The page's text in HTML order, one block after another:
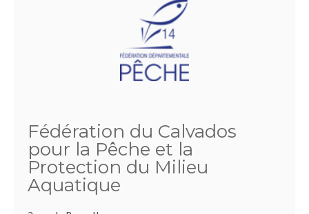
Fédération du Calvados
pour la Pêche et la
Protection du Milieu
Aquatique